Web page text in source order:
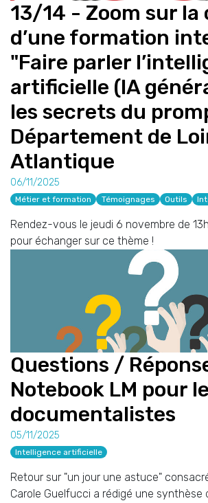
13/14 - Zoom sur la
d’une formation
"Faire parler
artificielle (IA
les secrets du
Département de
Atlantique
06/11/2025
Métier et formation Témoignages Outils
Rendez-vous le jeudi 6 novembre de
pour échanger sur ce thème !
Questions /
Notebook LM pour
documentalistes
05/11/2025
Intelligence artificielle
Retour sur "un jour une astuce"
Carole Guelfucci a rédigé une synthèse